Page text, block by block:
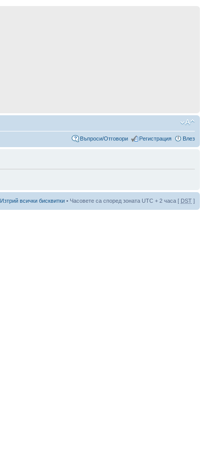
Въпроси/Отговори Регистрация Влез
Изтрий всички бисквитки • Часовете са според зоната UTC + 2 часа [ DST ]